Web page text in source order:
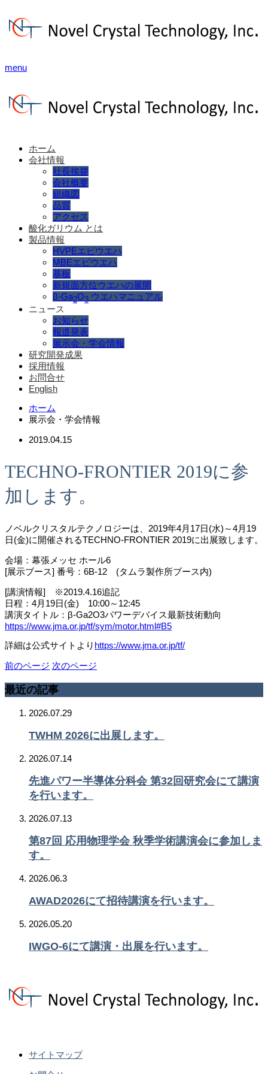
menu
ホーム
会社情報
社長挨拶
会社概要
組織図
品質
アクセス
酸化ガリウム とは
製品情報
HVPEエピウエハ
MBEエピウエハ
基板
新規面方位ウエハの展開
β-Ga2O3 ウエハマニュアル
ニュース
お知らせ
報道発表
展示会・学会情報
研究開発成果
採用情報
お問合せ
English
ホーム
展示会・学会情報
2019.04.15
TECHNO-FRONTIER 2019に参
加します。
ノベルクリスタルテクノロジーは、2019年4月17日(水)～4月19
日(金)に開催されるTECHNO-FRONTIER 2019に出展致します。
会場：幕張メッセ ホール6
[展示ブース] 番号：6B-12 (タムラ製作所ブース内)
[講演情報] ※2019.4.16追記
日程：4月19日(金) 10:00～12:45
講演タイトル：β-Ga2O3パワーデバイス最新技術動向
https://www.jma.or.jp/tf/sym/motor.html#B5
詳細は公式サイトより https://www.jma.or.jp/tf/
前のページ 次のページ
最近の記事
2026.07.29
TWHM 2026に出展します。
2026.07.14
先進パワー半導体分科会 第32回研究会にて講演
を行います。
2026.07.13
第87回 応用物理学会 秋季学術講演会に参加しま
す。
2026.06.3
AWAD2026にて招待講演を行います。
2026.05.20
IWGO-6にて講演・出展を行います。
サイトマップ